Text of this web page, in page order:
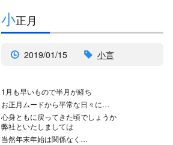
小正月
2019/01/15 小言
1月も早いもので半月が経ち
お正月ムードから平常な日々に
心身ともに戻ってきた頃でしょうか
弊社といたしましては
当然年末年始は関係なく